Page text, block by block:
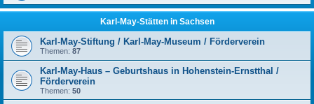
Karl-May-Stätten in Sachsen
Karl-May-Stiftung / Karl-May-Museum / Förderverein
Themen: 87
Karl-May-Haus – Geburtshaus in Hohenstein-Ernstthal /
Förderverein
Themen: 50